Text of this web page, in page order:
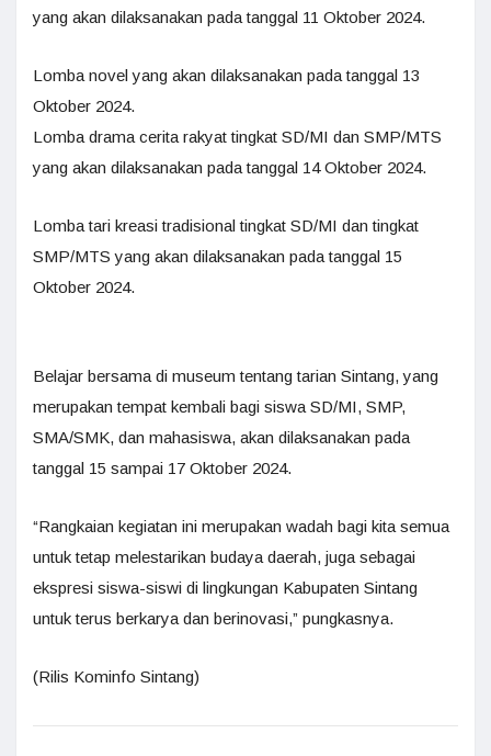
yang akan dilaksanakan pada tanggal 11 Oktober 2024.
Lomba novel yang akan dilaksanakan pada tanggal 13
Oktober 2024.
Lomba drama cerita rakyat tingkat SD/MI dan SMP/MTS
yang akan dilaksanakan pada tanggal 14 Oktober 2024.
Lomba tari kreasi tradisional tingkat SD/MI dan tingkat
SMP/MTS yang akan dilaksanakan pada tanggal 15
Oktober 2024.
Belajar bersama di museum tentang tarian Sintang, yang
merupakan tempat kembali bagi siswa SD/MI, SMP,
SMA/SMK, dan mahasiswa, akan dilaksanakan pada
tanggal 15 sampai 17 Oktober 2024.
“Rangkaian kegiatan ini merupakan wadah bagi kita semua
untuk tetap melestarikan budaya daerah, juga sebagai
ekspresi siswa-siswi di lingkungan Kabupaten Sintang
untuk terus berkarya dan berinovasi,” pungkasnya.
(Rilis Kominfo Sintang)